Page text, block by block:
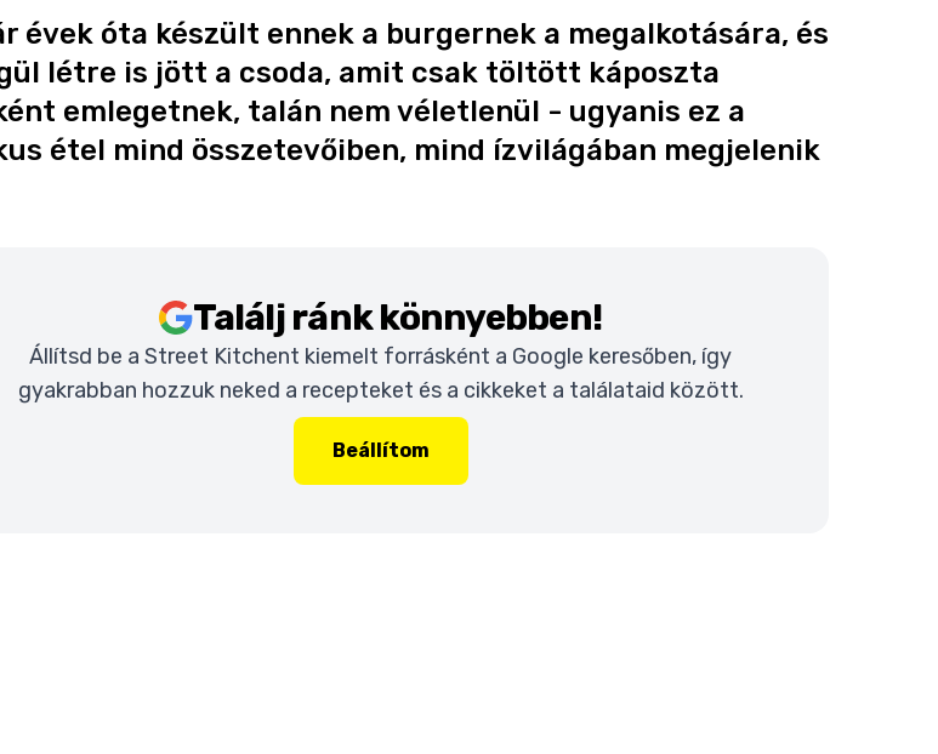
évek óta készült ennek a burgernek a megalkotására, és
létre is jött a csoda, amit csak töltött káposzta
emlegetnek, talán nem véletlenül - ugyanis ez a
étel mind összetevőiben, mind ízvilágában megjelenik
Találj ránk könnyebben!
Állítsd be a Street Kitchent kiemelt forrásként a Google keresőben, így
gyakrabban hozzuk neked a recepteket és a cikkeket a találataid között.
Beállítom